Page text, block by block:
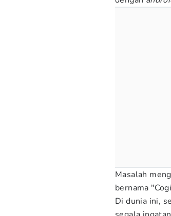
Masalah
bernama
Di dunia ini,